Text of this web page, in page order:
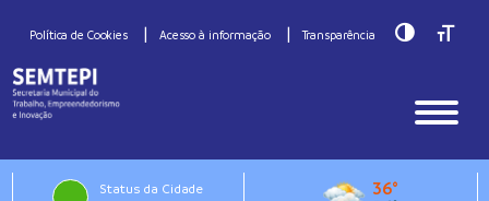
Política de Cookies Acesso à informação Transparência Toggle
Status da Cidade
36°